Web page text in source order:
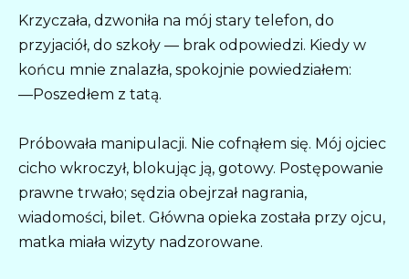
Krzyczała, dzwoniła na mój stary telefon, do
przyjaciół, do szkoły — brak odpowiedzi. Kiedy w
końcu mnie znalazła, spokojnie powiedziałem:
—Poszedłem z tatą.
Próbowała manipulacji. Nie cofnąłem się. Mój ojciec
cicho wkroczył, blokując ją, gotowy. Postępowanie
prawne trwało; sędzia obejrzał nagrania,
wiadomości, bilet. Główna opieka została przy ojcu,
matka miała wizyty nadzorowane.